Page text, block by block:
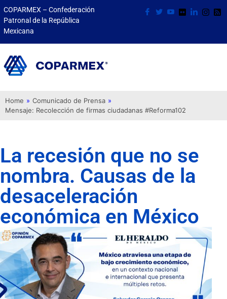
COPARMEX – Confederación
Patronal de la República
Mexicana
Home » Comunicado de Prensa »
Mensaje: Recolección de firmas ciudadanas #Reforma102
La recesión que no se
nombra. Causas de la
desaceleración
económica en México